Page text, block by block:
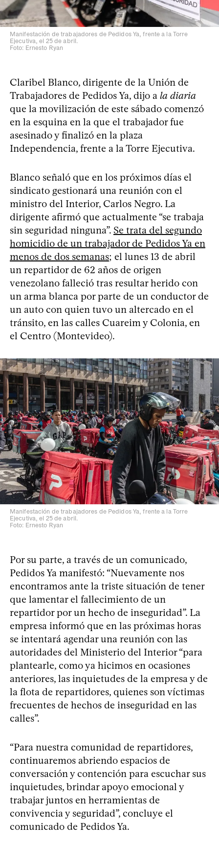
Manifestación de trabajadores de Pedidos Ya, frente a la Torre
Ejecutiva, el 25 de abril.
Foto: Ernesto Ryan
Claribel Blanco, dirigente de la Unión de
Trabajadores de Pedidos Ya, dijo a la diaria
que la movilización de este sábado comenzó
en la esquina en la que el trabajador fue
asesinado y finalizó en la plaza
Independencia, frente a la Torre Ejecutiva.
Blanco señaló que en los próximos días el
sindicato gestionará una reunión con el
ministro del Interior, Carlos Negro. La
dirigente afirmó que actualmente “se trabaja
sin seguridad ninguna”. Se trata del segundo
homicidio de un trabajador de Pedidos Ya en
menos de dos semanas; el lunes 13 de abril
un repartidor de 62 años de origen
venezolano falleció tras resultar herido con
un arma blanca por parte de un conductor de
un auto con quien tuvo un altercado en el
tránsito, en las calles Cuareim y Colonia, en
el Centro (Montevideo).
Manifestación de trabajadores de Pedidos Ya, frente a la Torre
Ejecutiva, el 25 de abril.
Foto: Ernesto Ryan
Por su parte, a través de un comunicado,
Pedidos Ya manifestó: “Nuevamente nos
encontramos ante la triste situación de tener
que lamentar el fallecimiento de un
repartidor por un hecho de inseguridad”. La
empresa informó que en las próximas horas
se intentará agendar una reunión con las
autoridades del Ministerio del Interior “para
plantearle, como ya hicimos en ocasiones
anteriores, las inquietudes de la empresa y de
la flota de repartidores, quienes son víctimas
frecuentes de hechos de inseguridad en las
calles”.
“Para nuestra comunidad de repartidores,
continuaremos abriendo espacios de
conversación y contención para escuchar sus
inquietudes, brindar apoyo emocional y
trabajar juntos en herramientas de
convivencia y seguridad”, concluye el
comunicado de Pedidos Ya.